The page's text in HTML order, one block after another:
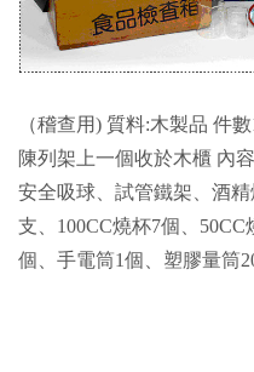
（稽查用) 質料:木製品 件
陳列架上一個收於木櫃 內
安全吸球、試管鐵架、酒
支、100CC燒杯7個、
個、手電筒1個、塑膠量筒